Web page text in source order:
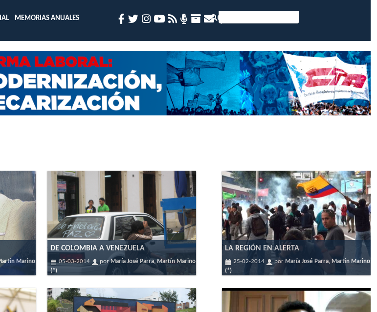
MEMORIAS ANUALES
Marino
DE COLOMBIA A VENEZUELA
05-03-2014 porMaría José Parra, Martín Marino
(*)
LA REGIÓN EN ALERTA
25-02-2014 por María José Parra, Martín Marino
(*)